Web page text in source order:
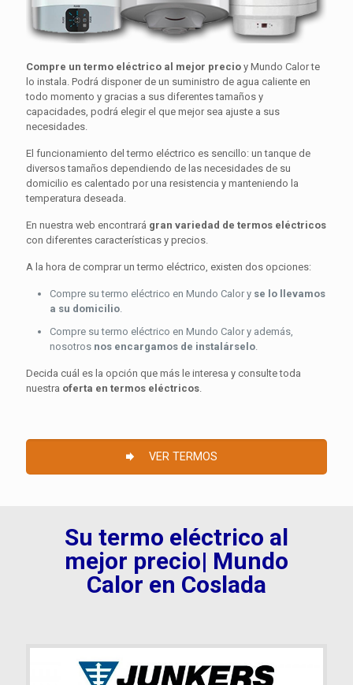
Compre un termo eléctrico al mejor precio y Mundo Calor te
lo instala. Podrá disponer de un suministro de agua caliente en
todo momento y gracias a sus diferentes tamaños y
capacidades, podrá elegir el que mejor sea ajuste a sus
necesidades.
El funcionamiento del termo eléctrico es sencillo: un tanque de
diversos tamaños dependiendo de las necesidades de su
domicilio es calentado por una resistencia y manteniendo la
temperatura deseada.
En nuestra web encontrará gran variedad de termos eléctricos
con diferentes características y precios.
A la hora de comprar un termo eléctrico, existen dos opciones:
Compre su termo eléctrico en Mundo Calor y se lo llevamos
a su domicilio.
Compre su termo eléctrico en Mundo Calor y además,
nosotros nos encargamos de instalárselo.
Decida cuál es la opción que más le interesa y consulte toda
nuestra oferta en termos eléctricos.
VER TERMOS
Su termo eléctrico al
mejor precio| Mundo
Calor en Coslada